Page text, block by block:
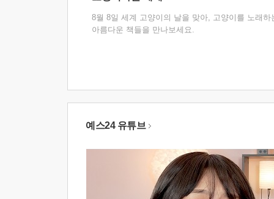
8월 8일 세계 고양이의 날을 맞아, 고양이를 노래하
아름다운 책들을 만나보세요.
예스24 유튜브